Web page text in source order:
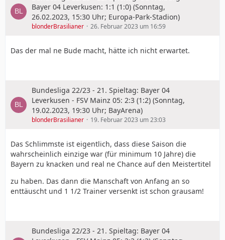
Bayer 04 Leverkusen: 1:1 (1:0) (Sonntag,
26.02.2023, 15:30 Uhr; Europa-Park-Stadion)
blonderBrasilianer 26. Februar 2023 um 16:59
Das der mal ne Bude macht, hätte ich nicht erwartet.
Bundesliga 22/23 - 21. Spieltag: Bayer 04
Leverkusen - FSV Mainz 05: 2:3 (1:2) (Sonntag,
19.02.2023, 19:30 Uhr; BayArena)
blonderBrasilianer 19. Februar 2023 um 23:03
Das Schlimmste ist eigentlich, dass diese Saison die
wahrscheinlich einzige war (für minimum 10 Jahre) die
Bayern zu knacken und real ne Chance auf den Meistertitel
zu haben. Das dann die Manschaft von Anfang an so
enttäuscht und 1 1/2 Trainer versenkt ist schon grausam!
Bundesliga 22/23 - 21. Spieltag: Bayer 04